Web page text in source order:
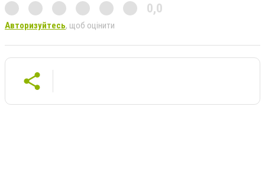
0,0
Авторизуйтесь, щоб оцінити